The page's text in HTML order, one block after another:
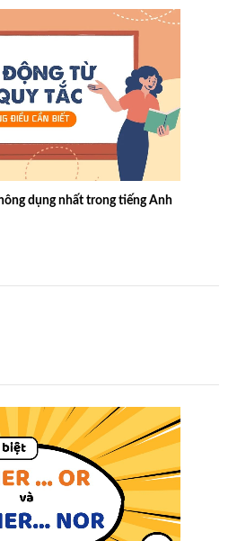
dụng nhất trong tiếng Anh